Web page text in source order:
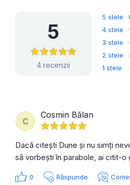
5
4 recenzii
5 stele
4 stele
3 stele
2 stele
1 stele
C
Cosmin Bălan
Dacă citești Dune și nu simți
să vorbești în parabole, ai citit-o
0 Răspunde